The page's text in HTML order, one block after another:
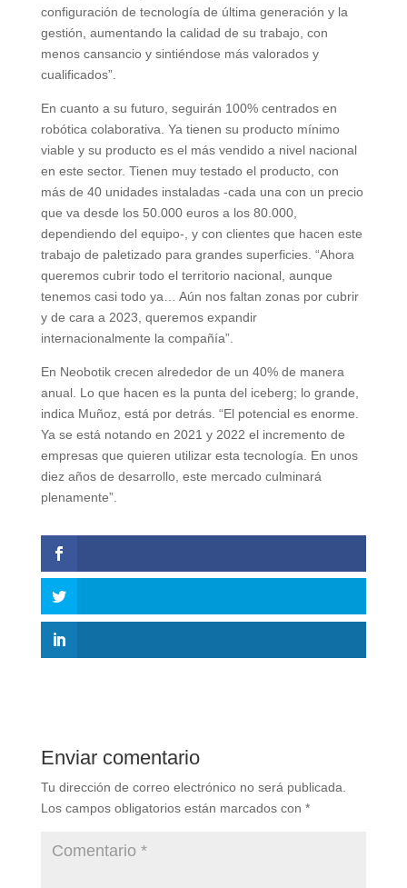
configuración de tecnología de última generación y la
gestión, aumentando la calidad de su trabajo, con
menos cansancio y sintiéndose más valorados y
cualificados”.
En cuanto a su futuro, seguirán 100% centrados en
robótica colaborativa. Ya tienen su producto mínimo
viable y su producto es el más vendido a nivel nacional
en este sector. Tienen muy testado el producto, con
más de 40 unidades instaladas -cada una con un precio
que va desde los 50.000 euros a los 80.000,
dependiendo del equipo-, y con clientes que hacen este
trabajo de paletizado para grandes superficies. “Ahora
queremos cubrir todo el territorio nacional, aunque
tenemos casi todo ya… Aún nos faltan zonas por cubrir
y de cara a 2023, queremos expandir
internacionalmente la compañía”.
En Neobotik crecen alrededor de un 40% de manera
anual. Lo que hacen es la punta del iceberg; lo grande,
indica Muñoz, está por detrás. “El potencial es enorme.
Ya se está notando en 2021 y 2022 el incremento de
empresas que quieren utilizar esta tecnología. En unos
diez años de desarrollo, este mercado culminará
plenamente”.
Enviar comentario
Tu dirección de correo electrónico no será publicada.
Los campos obligatorios están marcados con *